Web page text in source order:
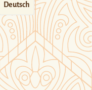
Deutsch